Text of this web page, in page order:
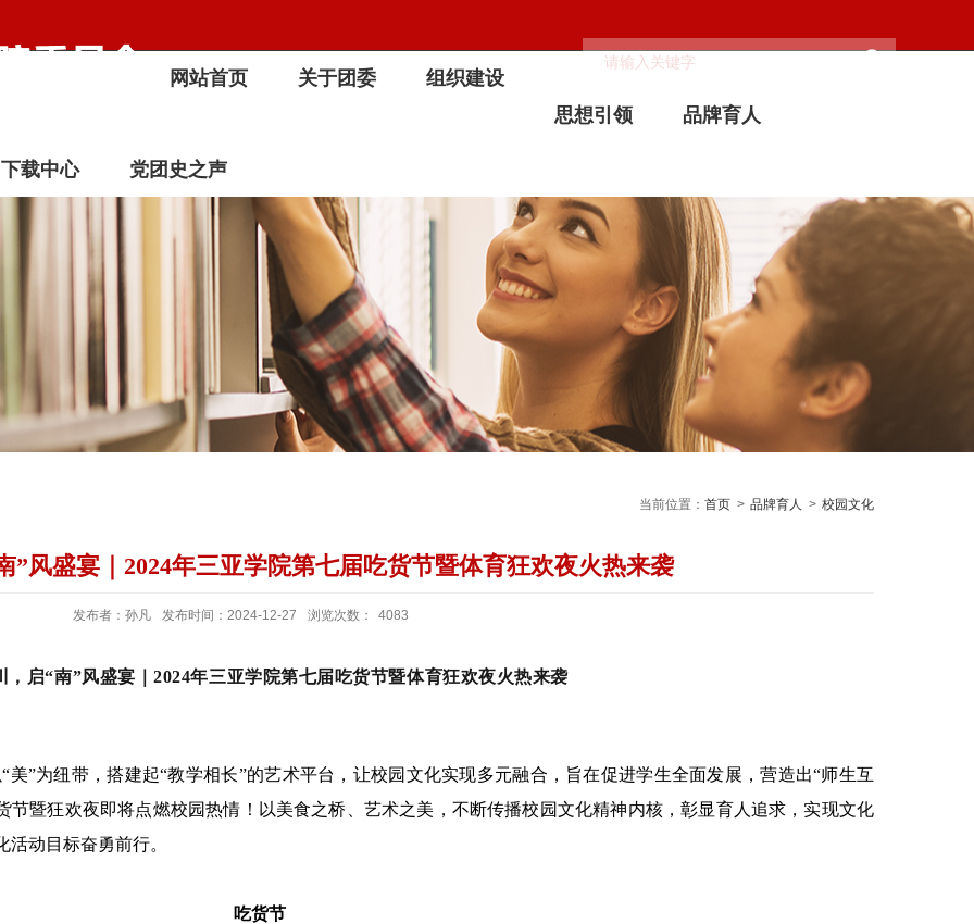
网站首页 关于团委
组织建设
思想引领
品牌育人
下载中心 党团史之声
当前位置： 首页 > 品牌育人 > 校园文化
”风盛宴｜2024年三亚学院第七届吃货节暨体育狂欢夜火热来袭
发布者：孙凡 发布时间：2024-12-27 浏览次数： 4083
，启“南”风盛宴｜2024年三亚学院第七届吃货节暨体育狂欢夜火热来袭
美”为纽带，搭建起“教学相长”的艺术平台，让校园文化实现多元融合，旨在促进学生全面发展，营造出“师生互
节暨狂欢夜即将点燃校园热情！以美食之桥、艺术之美，不断传播校园文化精神内核，彰显育人追求，实现文化
动目标奋勇前行。
吃货节